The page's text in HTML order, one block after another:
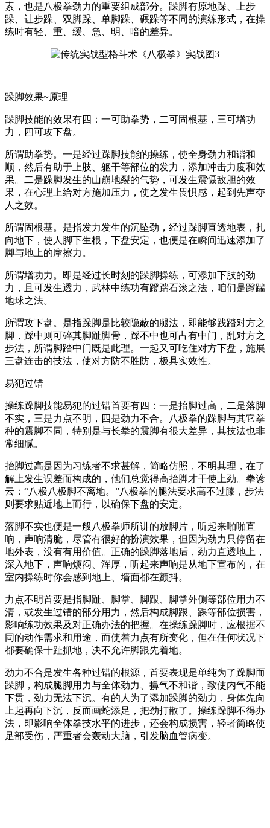
素，也是八极拳劲力的重要组成部分。跺脚有原地跺、上步
跺、让步跺、双脚跺、单脚跺、碾跺等不同的演练形式，在操
练时有轻、重、缓、急、明、暗的差异。
跺脚效果~原理
跺脚技能的效果有四：一可助拳势，二可固根基，三可增功
力，四可攻下盘。
所谓助拳势。一是经过跺脚技能的操练，使全身劲力和谐和
顺，然后有助于上肢、躯干等部位的发力，添加冲击力度和效
果。二是跺脚发生的山崩地裂的气势，可发生震慑敌胆的效
果，在心理上给对方施加压力，使之发生畏惧感，起到先声夺
人之效。
所谓固根基。是指发力发生的沉坠劲，经过跺脚直透地表，扎
向地下，使人脚下生根，下盘安定，也便是在瞬间迅速添加了
脚与地上的摩擦力。
所谓增功力。即是经过长时刻的跺脚操练，可添加下肢的劲
力，且可发生透力，武林中练功有蹬踹石滚之法，咱们是蹬踹
地球之法。
所谓攻下盘。是指跺脚是比较隐蔽的腿法，即能够践踏对方之
脚，踩中则可碎其脚趾脚骨，踩不中也可占有中门，乱对方之
步法，所谓脚踏中门既是此理。一起又可吃住对方下盘，施展
三盘连击的技法，使对方防不胜防，极具实效性。
易犯过错
操练跺脚技能易犯的过错首要有四：一是抬脚过高，二是落脚
不实，三是力点不明，四是劲力不合。八极拳的跺脚与其它拳
种的震脚不同，特别是与长拳的震脚有很大差异，其技法也非
常细腻。
抬脚过高是因为习练者不求甚解，简略仿照，不明其理，在了
解上发生误差而构成的，他们总觉得高抬脚才干使上劲。拳谚
云：“八极八极脚不离地。”八极拳的腿法要求高不过膝，步法
则要求贴近地上而行，以确保下盘的安定。
落脚不实也便是一般八极拳师所讲的放脚片，听起来啪啪直
响，声响清脆，尽管有很好的扮演效果，但因为劲力只停留在
地外表，没有有用价值。正确的跺脚落地后，劲力直透地上，
深入地下，声响烦闷、浑厚，听起来声响是从地下宣布的，在
室内操练时你会感到地上、墙面都在颤抖。
力点不明首要是指脚趾、脚掌、脚跟、脚掌外侧等部位用力不
清，或发生过错的部分用力，然后构成脚跟、踝等部位损害，
影响练功效果及对正确办法的把握。在操练跺脚时，应根据不
同的动作需求和用途，而使着力点有所变化，但在任何状况下
都要确保十趾抓地，决不允许脚跟先着地。
劲力不合是发生各种过错的根源，首要表现是单纯为了跺脚而
跺脚，构成腿脚用力与全体劲力、擤气不和谐，致使内气不能
下贯，劲力无法下沉。有的人为了添加跺脚的劲力，身体先向
上起再向下沉，反而画蛇添足，把劲打散了。操练跺脚不得办
法，即影响全体拳技水平的进步，还会构成损害，轻者简略使
足部受伤，严重者会轰动大脑，引发脑血管病变。